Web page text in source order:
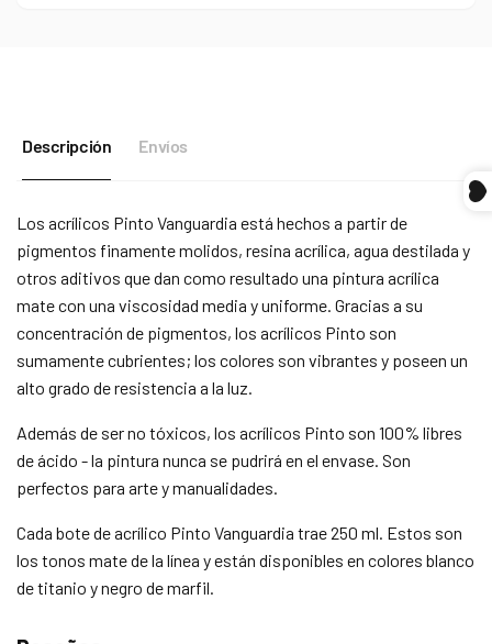
Descripción Envíos
Los acrílicos Pinto Vanguardia está hechos a partir de
pigmentos finamente molidos, resina acrílica, agua destilada y
otros aditivos que dan como resultado una pintura acrílica
mate con una viscosidad media y uniforme. Gracias a su
concentración de pigmentos, los acrílicos Pinto son
sumamente cubrientes; los colores son vibrantes y poseen un
alto grado de resistencia a la luz.
Además de ser no tóxicos, los acrílicos Pinto son 100% libres
de ácido - la pintura nunca se pudrirá en el envase. Son
perfectos para arte y manualidades.
Cada bote de acrílico Pinto Vanguardia trae 250 ml. Estos son
los tonos mate de la línea y están disponibles en colores blanco
de titanio y negro de marfil.
Compra ahora y paga a meses
Agrega tu producto al carrito yelige pagar
con Meses sin Tarjeta.
2 En tu cuenta de Mercado Pago, elige la
cantidad de meses y confirma.
3 Paga mes a mes con saldo disponible,
débito u otros medios.
¿Tienes dudas? Consulta nuestraAyuda.